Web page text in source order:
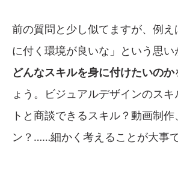
前の質問と少し似てますが、例
に付く環境が良いな」という思い
どんなスキルを身に付けたいのか
ょう。ビジュアルデザインのス
トと商談できるスキル？動画制作
ン？……細かく考えることが大事